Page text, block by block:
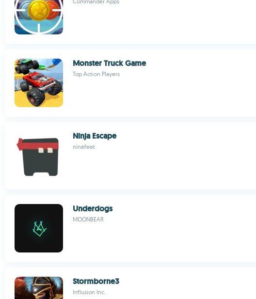
Monster Truck Game
Top Action Players
Ninja Escape
ninefeet
Underdogs
MOONBEAR
Stormborne3
Influsion Inc.